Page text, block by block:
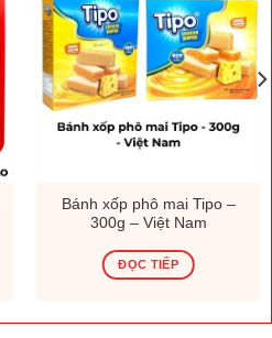
Bánh xốp phô mai Tipo –
300g – Việt Nam
ĐỌC TIẾP